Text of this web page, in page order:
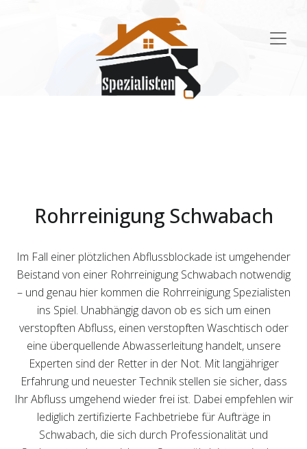
Rohrreinigung Schwabach
Im Fall einer plötzlichen Abflussblockade ist umgehender
Beistand von einer Rohrreinigung Schwabach notwendig
– und genau hier kommen die Rohrreinigung Spezialisten
ins Spiel. Unabhängig davon ob es sich um einen
verstopften Abfluss, einen verstopften Waschtisch oder
eine überquellende Abwasserleitung handelt, unsere
Experten sind der Retter in der Not. Mit langjähriger
Erfahrung und neuester Technik stellen sie sicher, dass
Ihr Abfluss umgehend wieder frei ist. Dabei empfehlen wir
lediglich zertifizierte Fachbetriebe für Aufträge in
Schwabach, die sich durch Professionalität und